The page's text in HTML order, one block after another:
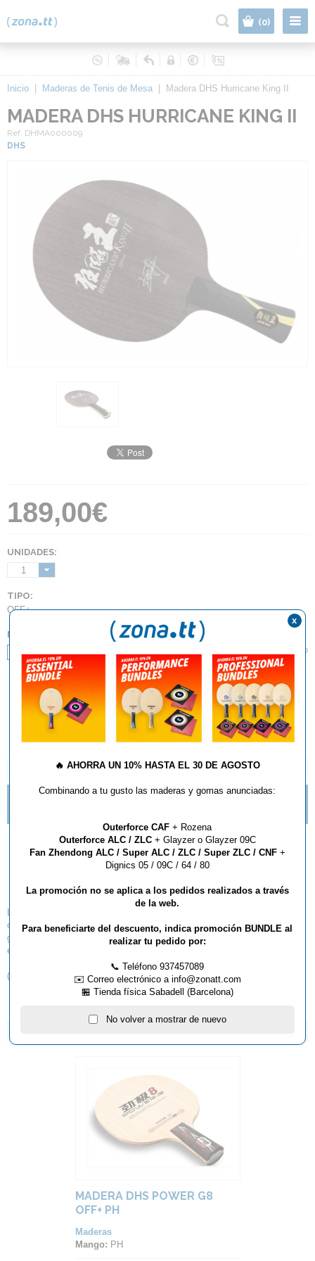
(0)
Inicio Maderas de Tenis de Mesa Madera DHS Hurricane King II
MADERA DHS HURRICANE KING II
Ref. DHMA000009
DHS
189,00€
UNIDADES:
1
TIPO:
OFF+
MANGO:
FL ¿Qué tipo de mango debo elegir?
AÑADIR AL CARRITO
DESCRIPCIÓN Y CARACTERÍSTICAS
Madera DHS Hurricane
clásica de 'Hurricane KING', proporciona mayor posibilidad de ataques de
gran alcance, sobre todo a una distancia de la mesa. La madera está
embalada en una caja de presentación exclusiva.
( Esta madera solo se fabrica en mango cóncavo )
MADERA DHS POWER G8
OFF+ PH
Maderas
Mango: PH
🔥 AHORRA UN 10% HASTA EL 30 DE AGOSTO
Combinando a tu gusto las maderas y gomas anunciadas:
Outerforce CAF + Rozena
Outerforce ALC / ZLC+ Glayzer o Glayzer 09C
Fan Zhendong ALC / Super ALC / ZLC / Super ZLC / CNF+
Dignics 05 / 09C / 64 / 80
La promoción no se aplica a los pedidos realizados a través
de la web.
Para beneficiarte del descuento, indica promoción BUNDLE al
realizar tu pedido por:
📞 Teléfono 937457089
✉️ Correo electrónico a info@zonatt.com
🏪 Tienda física Sabadell (Barcelona)
No volver a mostrar de nuevo
x